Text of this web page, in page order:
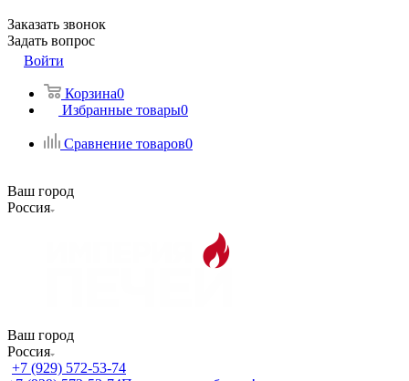
Заказать звонок
Задать вопрос
Войти
Корзина0
Избранные товары0
Сравнение товаров0
Ваш город
Россия
Ваш город
Россия
+7 (929) 572-53-74